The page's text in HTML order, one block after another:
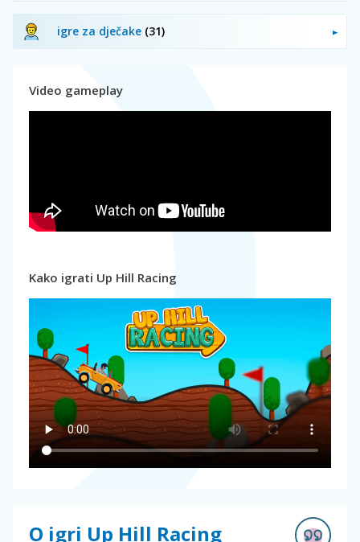
igre za dječake (31)
Video gameplay
Kako igrati Up Hill Racing
O igri Up Hill Racing